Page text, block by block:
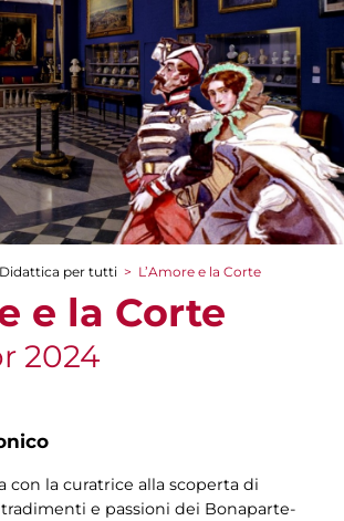
Didattica per tutti > L’Amore e la Corte
e la Corte
2024
con la curatrice alla scoperta di
e passioni dei Bonaparte-